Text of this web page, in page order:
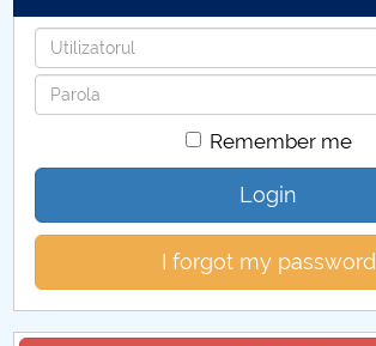
Username
Password
Remember me
Login
I forgot my password